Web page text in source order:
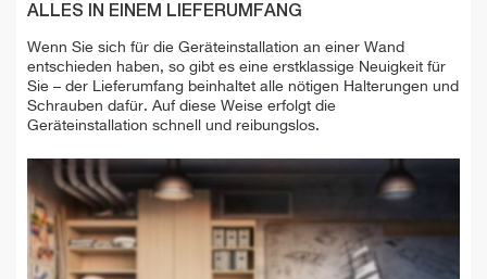
ALLES IN EINEM LIEFERUMFANG
Wenn Sie sich für die Geräteinstallation an einer Wand
entschieden haben, so gibt es eine erstklassige Neuigkeit für
Sie – der Lieferumfang beinhaltet alle nötigen Halterungen und
Schrauben dafür. Auf diese Weise erfolgt die
Geräteinstallation schnell und reibungslos.